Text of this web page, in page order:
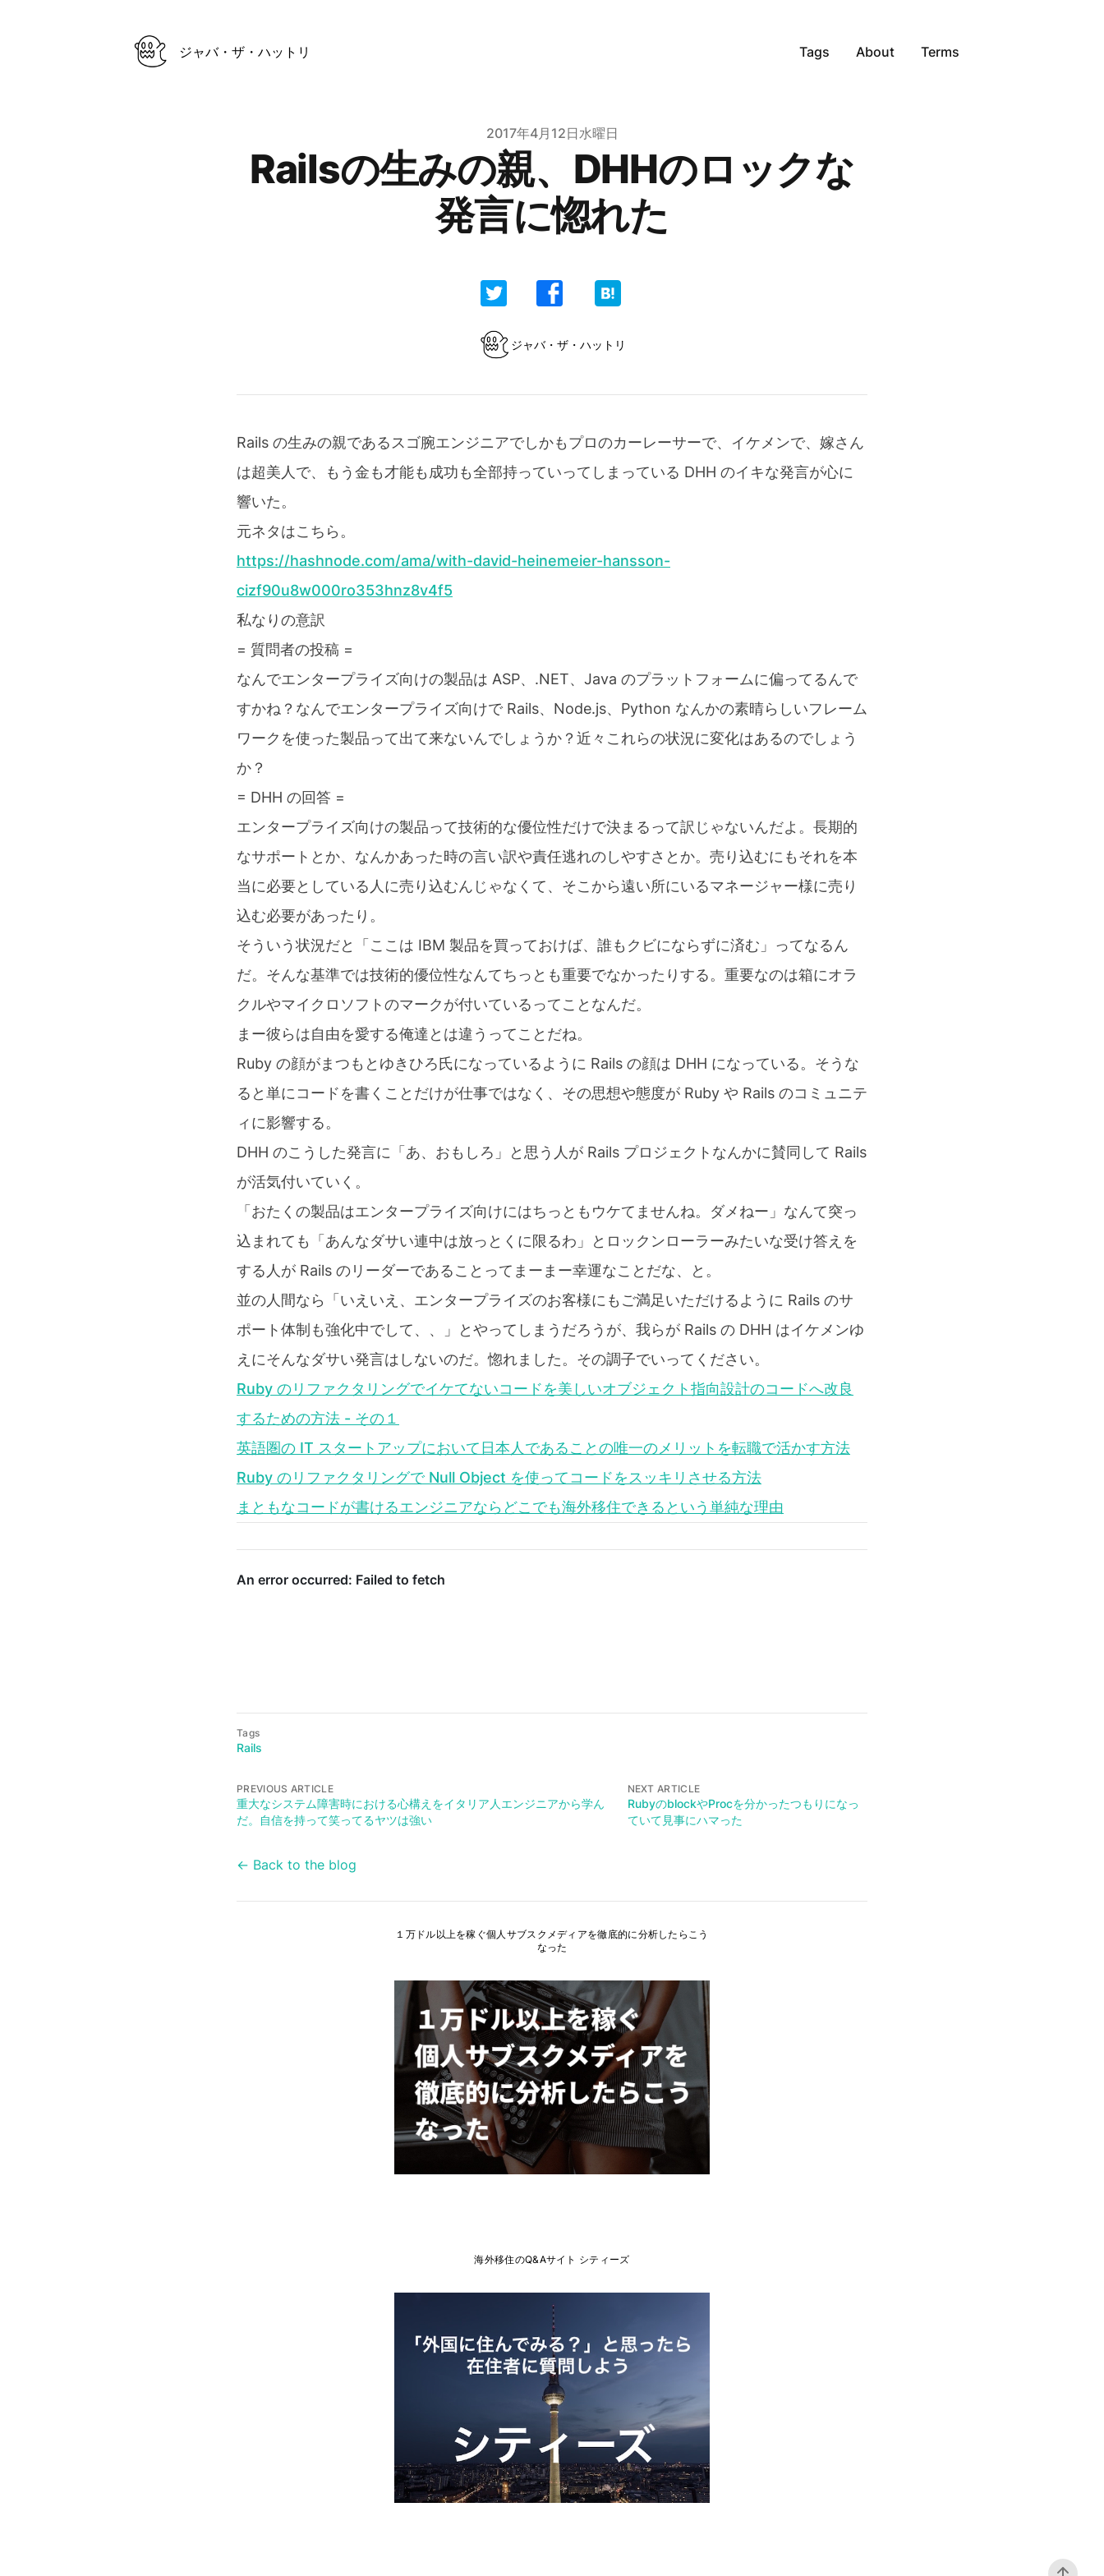
ジャバ・ザ・ハットリ Tags About Terms
2017年4月12日水曜日
Railsの生みの親、DHHのロックな
発言に惚れた
ジャバ・ザ・ハットリ
Rails の生みの親であるスゴ腕エンジニアでしかもプロのカーレーサーで、イケメンで、嫁さん
は超美人で、もう金も才能も成功も全部持っていってしまっている DHH のイキな発言が心に
響いた。
元ネタはこちら。
https://hashnode.com/ama/with-david-heinemeier-hansson-
cizf90u8w000ro353hnz8v4f5
私なりの意訳
= 質問者の投稿 =
なんでエンタープライズ向けの製品は ASP、.NET、Java のプラットフォームに偏ってるんで
すかね？なんでエンタープライズ向けで Rails、Node.js、Python なんかの素晴らしいフレーム
ワークを使った製品って出て来ないんでしょうか？近々これらの状況に変化はあるのでしょう
か？
= DHH の回答 =
エンタープライズ向けの製品って技術的な優位性だけで決まるって訳じゃないんだよ。長期的
なサポートとか、なんかあった時の言い訳や責任逃れのしやすさとか。売り込むにもそれを本
当に必要としている人に売り込むんじゃなくて、そこから遠い所にいるマネージャー様に売り
込む必要があったり。
そういう状況だと「ここは IBM 製品を買っておけば、誰もクビにならずに済む」ってなるん
だ。そんな基準では技術的優位性なんてちっとも重要でなかったりする。重要なのは箱にオラ
クルやマイクロソフトのマークが付いているってことなんだ。
まー彼らは自由を愛する俺達とは違うってことだね。
Ruby の顔がまつもとゆきひろ氏になっているように Rails の顔は DHH になっている。そうな
ると単にコードを書くことだけが仕事ではなく、その思想や態度が Ruby や Rails のコミュニテ
ィに影響する。
DHH のこうした発言に「あ、おもしろ」と思う人が Rails プロジェクトなんかに賛同して Rails
が活気付いていく。
「おたくの製品はエンタープライズ向けにはちっともウケてませんね。ダメねー」なんて突っ
込まれても「あんなダサい連中は放っとくに限るわ」とロックンローラーみたいな受け答えを
する人が Rails のリーダーであることってまーまー幸運なことだな、と。
並の人間なら「いえいえ、エンタープライズのお客様にもご満足いただけるように Rails のサ
ポート体制も強化中でして、、」とやってしまうだろうが、我らが Rails の DHH はイケメンゆ
えにそんなダサい発言はしないのだ。惚れました。その調子でいってください。
Ruby のリファクタリングでイケてないコードを美しいオブジェクト指向設計のコードへ改良
するための方法 - その１
英語圏の IT スタートアップにおいて日本人であることの唯一のメリットを転職で活かす方法
Ruby のリファクタリングで Null Object を使ってコードをスッキリさせる方法
まともなコードが書けるエンジニアならどこでも海外移住できるという単純な理由
Tags
Rails
PREVIOUS ARTICLE
重大なシステム障害時における心構えをイタリア人エンジニアから学ん
だ。自信を持って笑ってるヤツは強い
NEXT ARTICLE
RubyのblockやProcを分かったつもりになっ
ていて見事にハマった
← Back to the blog
１万ドル以上を稼ぐ個人サブスクメディアを徹底的に分析したらこう
なった
海外移住のQ&Aサイト シティーズ